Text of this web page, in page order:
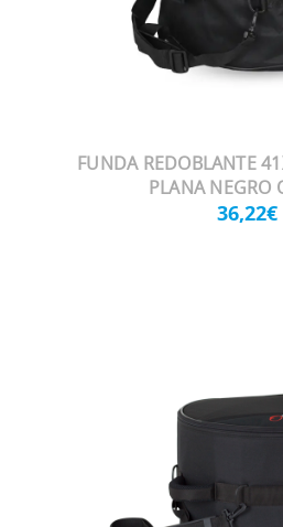
FUNDA REDOBLANTE
PLANA NEGRO
36,22€